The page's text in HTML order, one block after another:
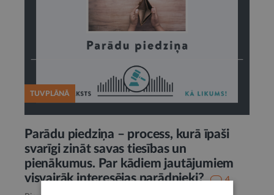
TUVPLĀNĀ
Parādu piedziņa – process, kurā īpaši
svarīgi zināt savas tiesības un
pienākumus. Par kādiem jautājumiem
visvairāk interesējas parādnieki?
4